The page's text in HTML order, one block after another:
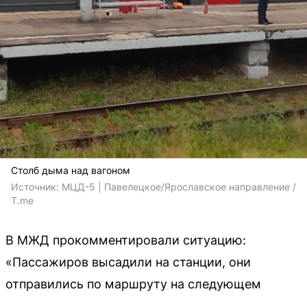
Столб дыма над вагоном
Источник: МЦД-5 | Павелецкое/Ярославское направление /
T.me
В МЖД прокомментировали ситуацию:
«Пассажиров высадили на станции, они
отправились по маршруту на следующем